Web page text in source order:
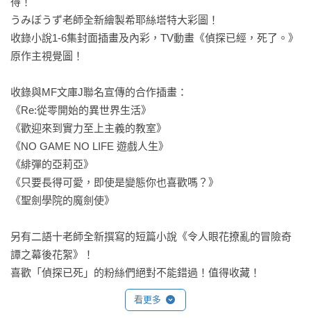
うみぼうず老師全新繪製希耶絲塔特大彩圖！
收錄小說1-6集封面插畫及內彩，TV動畫《偵探已經，死了。》
原作主視覺圖！
收錄與MF文庫J聯名宣傳的合作插畫：
《Re:從零開始的異世界生活》
《歡迎來到實力至上主義的教室》
《NO GAME NO LIFE 遊戲人生》
《緋彈的亞莉亞》
《只要長得可愛，即使是變態你也喜歡嗎？》
《聖劍學院的魔劍使》
另有二語十老師全新撰寫的短篇小說《令人眼花撩亂的冒險奇
譚之幕後花絮》！
喜歡「偵探已死」的粉絲們絕對不能錯過！值得收藏！
看更多